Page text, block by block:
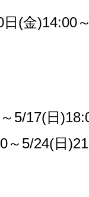
日 (金)14:00
～ 5/17(日
～ 5/24(日